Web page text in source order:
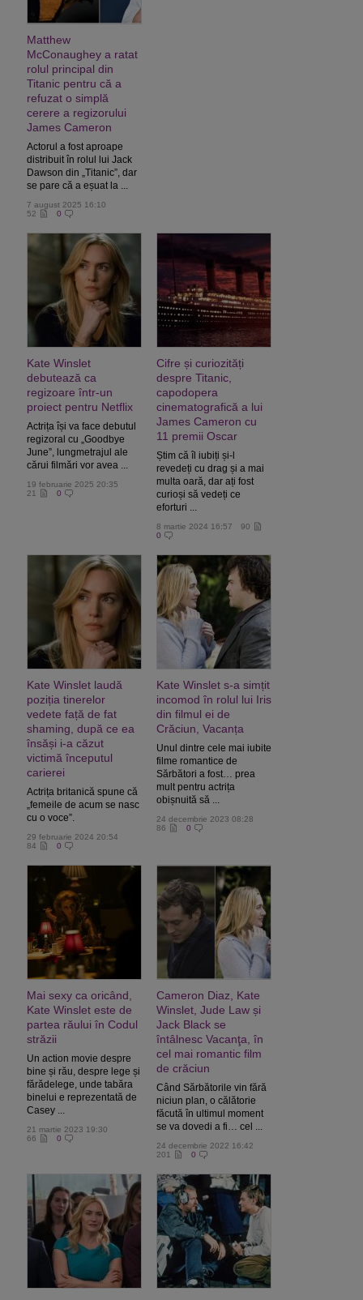
Matthew
McConaughey a ratat
rolul principal din
Titanic pentru că a
refuzat o simplă
cerere a regizorului
James Cameron
Actorul a fost aproape
distribuit în rolul lui Jack
Dawson din „Titanic”, dar
se pare că a eșuat la ...
7 august 2025 16:10
52
0
Kate Winslet
debutează ca
regizoare într-un
proiect pentru Netflix
Actrița își va face debutul
regizoral cu „Goodbye
June”, lungmetrajul ale
cărui filmări vor avea ...
19 februarie 2025 20:35
21
0
Cifre și curiozități
despre Titanic,
capodopera
cinematografică a lui
James Cameron cu
11 premii Oscar
Știm că îl iubiți și-l
revedeți cu drag și a mai
multa oară, dar ați fost
curioși să vedeți ce
eforturi ...
8 martie 2024 16:57
90
0
Kate Winslet laudă
poziția tinerelor
vedete față de fat
shaming, după ce ea
însăși i-a căzut
victimă începutul
carierei
Actrița britanică spune că
„femeile de acum se nasc
cu o voce”.
29 februarie 2024 20:54
84
0
Kate Winslet s-a simțit
incomod în rolul lui Iris
din filmul ei de
Crăciun, Vacanța
Unul dintre cele mai iubite
filme romantice de
Sărbători a fost… prea
mult pentru actrița
obișnuită să ...
24 decembrie 2023 08:28
86
0
Mai sexy ca oricând,
Kate Winslet este de
partea răului în Codul
străzii
Un action movie despre
bine și rău, despre lege și
fărădelege, unde tabăra
binelui e reprezentată de
Casey ...
21 martie 2023 19:30
66
0
Cameron Diaz, Kate
Winslet, Jude Law și
Jack Black se
întâlnesc Vacanţa, în
cel mai romantic film
de crăciun
Când Sărbătorile vin fără
niciun plan, o călătorie
făcută în ultimul moment
se va dovedi a fi… cel ...
24 decembrie 2022 16:42
201
0